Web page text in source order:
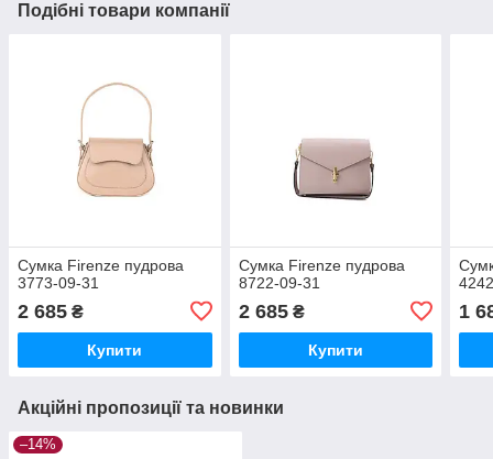
Подібні товари компанії
Сумка Firenze пудрова
3773-09-31
2 685 ₴
Купити
Сумка Firenze пудрова
8722-09-31
2 685₴
Купити
1
Акційні пропозиції та новинки
–14%